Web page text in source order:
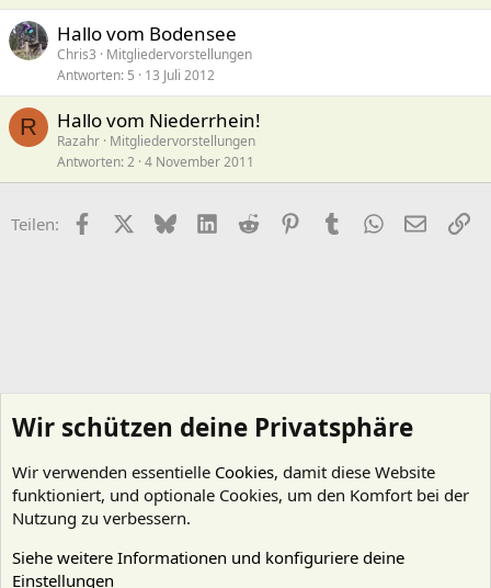
Hallo vom Bodensee
Chris3
Mitgliedervorstellungen
Antworten 5 13 Juli 2012
R Hallo vom Niederrhein!
Razahr Mitgliedervorstellungen
Antworten 2 4 November 2011
Teilen: FacebookX (Twitter)
BlueskyLinkedIn
Reddit PinterestTumblr WhatsApp
E-Mail
Wir schützen deine Privatsphäre
Wir verwenden essentielle Cookies, damit diese Website
funktioniert, und optionale Cookies, um den Komfort bei der
Nutzung zu verbessern.
Siehe weitere Informationen und konfiguriere deine
Einstellungen